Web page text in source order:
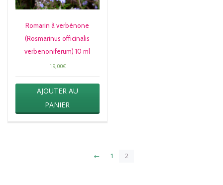
Romarin à verbénone
(Rosmarinus officinalis
verbenoniferum) 10 ml
19,00€
AJOUTER AU
PANIER
← 1 2